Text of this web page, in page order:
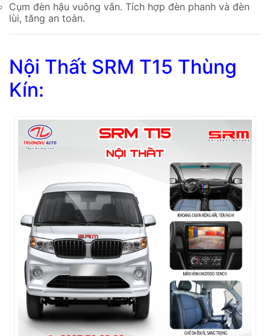
Cụm đèn hậu vuông vắn. Tích hợp đèn phanh và đèn
lùi, tăng an toàn.
Nội Thất SRM T15 Thùng
Kín: